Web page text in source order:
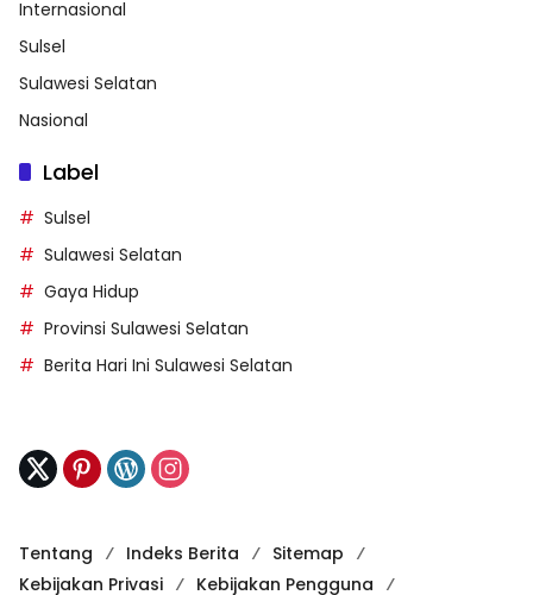
Internasional
Sulsel
Sulawesi Selatan
Nasional
Label
Sulsel
Sulawesi Selatan
Gaya Hidup
Provinsi Sulawesi Selatan
Berita Hari Ini Sulawesi Selatan
Tentang Indeks Berita
Sitemap
Kebijakan Privasi
Kebijakan Pengguna